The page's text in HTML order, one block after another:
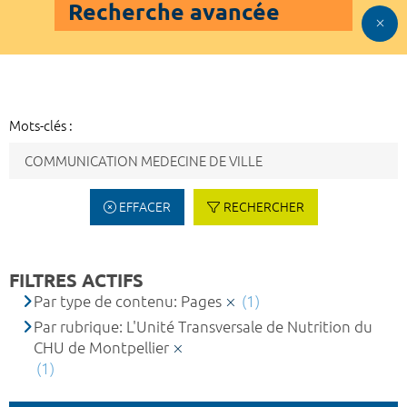
Recherche avancée
Mots-clés :
EFFACER RECHERCHER
FILTRES ACTIFS
Par type de contenu: Pages
(1)
Par rubrique: L'Unité Transversale de Nutrition du
CHU de Montpellier
(1)